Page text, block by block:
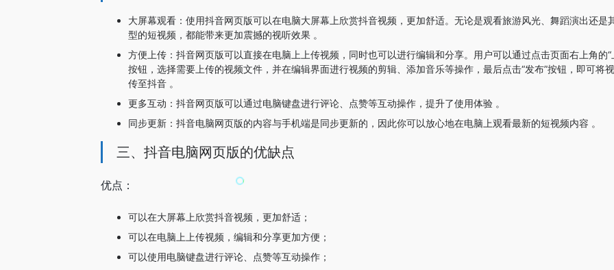
大屏幕观看：使用抖音网页版可以在电脑大屏幕上欣赏抖音视频，更加舒适。无论是观看旅游风光、舞蹈演出还是
型的短视频，都能带来更加震撼的视听效果 。
方便上传：抖音网页版可以直接在电脑上上传视频，同时也可以进行编辑和分享。用户可以通过点击页面右上角的“
按钮，选择需要上传的视频文件，并在编辑界面进行视频的剪辑、添加音乐等操作，最后点击“发布”按钮，即可将
传至抖音 。
更多互动：抖音网页版可以通过电脑键盘进行评论、点赞等互动操作，提升了使用体验 。
同步更新：抖音电脑网页版的内容与手机端是同步更新的，因此你可以放心地在电脑上观看最新的短视频内容 。
三、抖音电脑网页版的优缺点
优点：
可以在大屏幕上欣赏抖音视频，更加舒适；
可以在电脑上上传视频，编辑和分享更加方便；
可以使用电脑键盘进行评论、点赞等互动操作；